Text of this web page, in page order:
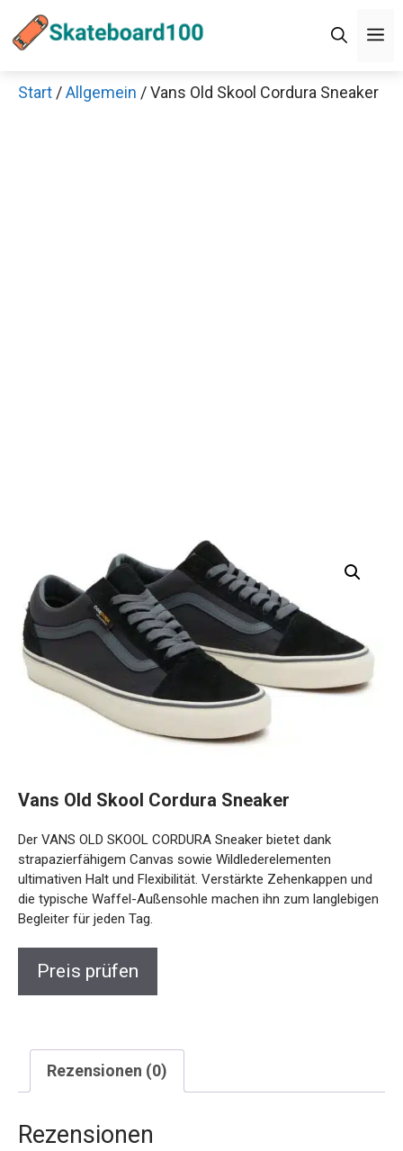
Inhalt
Start /Allgemein / Vans Old Skool Cordura Sneaker
Vans Old Skool Cordura Sneaker
Der VANS OLD SKOOL CORDURA Sneaker bietet dank
strapazierfähigem Canvas sowie Wildlederelementen
ultimativen Halt und Flexibilität. Verstärkte Zehenkappen und
die typische Waffel-Außensohle machen ihn zum langlebigen
Begleiter für jeden Tag.
Preis prüfen
Rezensionen (0)
Rezensionen